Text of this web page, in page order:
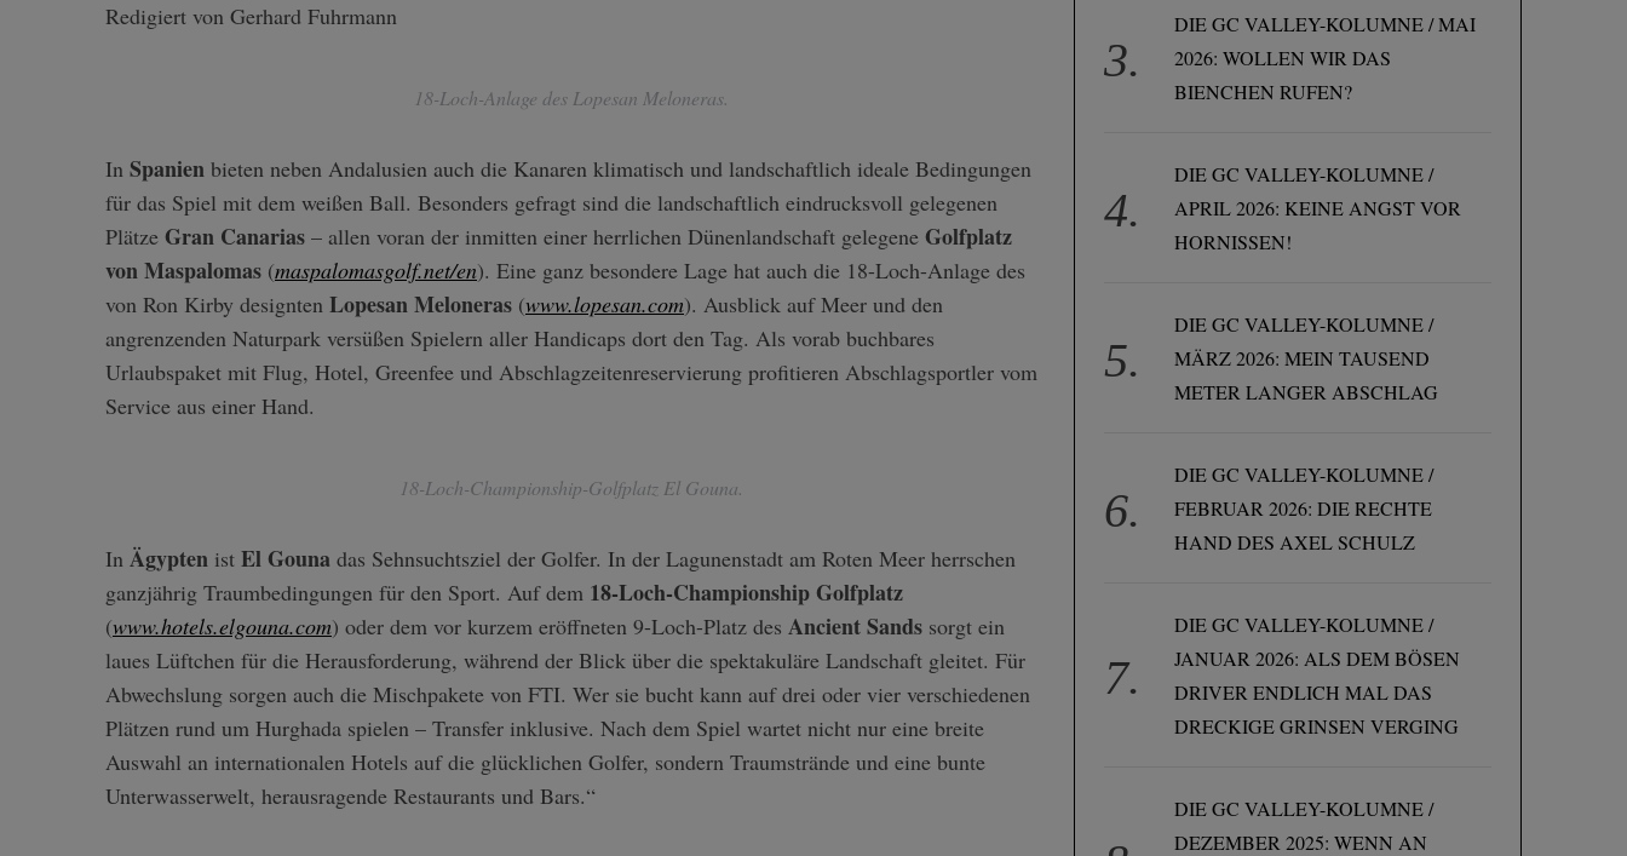
Redigiert von Gerhard Fuhrmann
18-Loch-Anlage des Lopesan Meloneras.
In Spanien bieten neben Andalusien auch die Kanaren klimatisch und landschaftlich ideale Bedingungen
für das Spiel mit dem weißen Ball. Besonders gefragt sind die landschaftlich eindrucksvoll gelegenen
Plätze Gran Canarias – allen voran der inmitten einer herrlichen Dünenlandschaft gelegene Golfplatz
von Maspalomas (maspalomasgolf.net/en). Eine ganz besondere Lage hat auch die 18-Loch-Anlage des
von Ron Kirby designten Lopesan Meloneras (www.lopesan.com). Ausblick auf Meer und den
angrenzenden Naturpark versüßen Spielern aller Handicaps dort den Tag. Als vorab buchbares
Urlaubspaket mit Flug, Hotel, Greenfee und Abschlagzeitenreservierung profitieren Abschlagsportler vom
Service aus einer Hand.
18-Loch-Championship-Golfplatz El Gouna.
In Ägypten ist El Gouna das Sehnsuchtsziel der Golfer. In der Lagunenstadt am Roten Meer herrschen
ganzjährig Traumbedingungen für den Sport. Auf dem 18-Loch-Championship Golfplatz
(www.hotels.elgouna.com) oder dem vor kurzem eröffneten 9-Loch-Platz des Ancient Sands sorgt ein
laues Lüftchen für die Herausforderung, während der Blick über die spektakuläre Landschaft gleitet. Für
Abwechslung sorgen auch die Mischpakete von FTI. Wer sie bucht kann auf drei oder vier verschiedenen
Plätzen rund um Hurghada spielen – Transfer inklusive. Nach dem Spiel wartet nicht nur eine breite
Auswahl an internationalen Hotels auf die glücklichen Golfer, sondern Traumstrände und eine bunte
Unterwasserwelt, herausragende Restaurants und Bars.“
DIE GC VALLEY-KOLUMNE / MAI
2026: WOLLEN WIR DAS
BIENCHEN RUFEN?
DIE GC VALLEY-KOLUMNE /
APRIL 2026: KEINE ANGST VOR
HORNISSEN!
DIE GC VALLEY-KOLUMNE /
MÄRZ 2026: MEIN TAUSEND
METER LANGER ABSCHLAG
DIE GC VALLEY-KOLUMNE /
FEBRUAR 2026: DIE RECHTE
HAND DES AXEL SCHULZ
DIE GC VALLEY-KOLUMNE /
JANUAR 2026: ALS DEM BÖSEN
DRIVER ENDLICH MAL DAS
DRECKIGE GRINSEN VERGING
DIE GC VALLEY-KOLUMNE /
DEZEMBER 2025: WENN AN